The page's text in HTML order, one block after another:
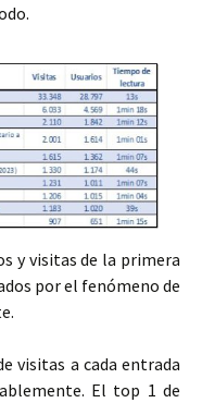
y visitas de la primera
por el fenómeno de
visitas a cada entrada
El top 1 de